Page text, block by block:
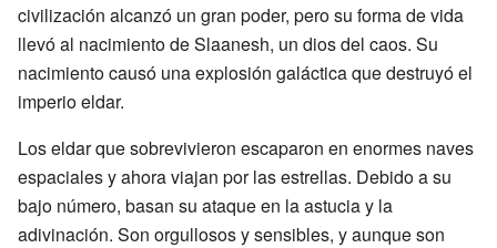
civilización alcanzó un gran poder, pero su forma de vida
llevó al nacimiento de Slaanesh, un dios del caos. Su
nacimiento causó una explosión galáctica que destruyó el
imperio eldar.
Los eldar que sobrevivieron escaparon en enormes naves
espaciales y ahora viajan por las estrellas. Debido a su
bajo número, basan su ataque en la astucia y la
adivinación. Son orgullosos y sensibles, y aunque son